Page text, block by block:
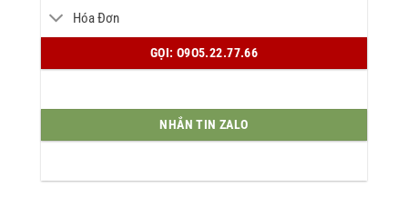
Hóa Đơn
GỌI: O9O5.22.77.66
NHẮN TIN ZALO